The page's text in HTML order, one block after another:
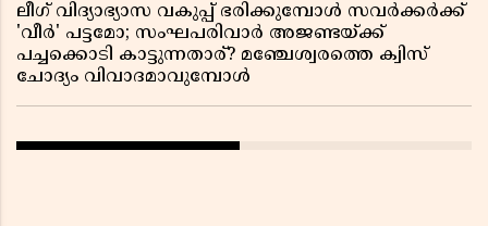
ലീഗ് വിദ്യാഭ്യാസ വകുപ്പ് ഭരിക്കുമ്പോൾ സവർക്കർക്ക്
'വീർ' പട്ടമോ; സംഘപരിവാർ അജണ്ടയ്ക്ക്
പച്ചക്കൊടി കാട്ടുന്നതാര്? മഞ്ചേശ്വരത്തെ ക്വിസ്
ചോദ്യം വിവാദമാവുമ്പോൾ